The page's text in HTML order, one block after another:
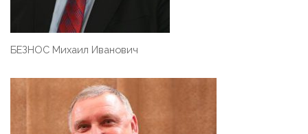
БЕЗНОС Михаил Иванович